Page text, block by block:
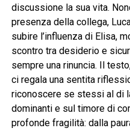
discussione la sua vita.
presenza della collega,
subire l’influenza di Elisa,
scontro tra desiderio e
sempre una rinuncia. Il
ci regala una sentita
riconoscere se stessi al di
dominanti e sul timore di
profonde fragilità: dalla